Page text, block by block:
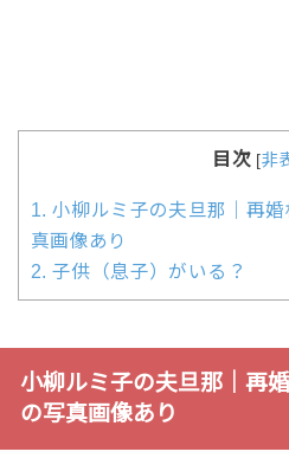
目次 [非
1. 小柳ルミ子の夫旦那｜再
真画像あり
2. 子供（息子）がいる？
小柳ルミ子の夫旦那｜再
の写真画像あり